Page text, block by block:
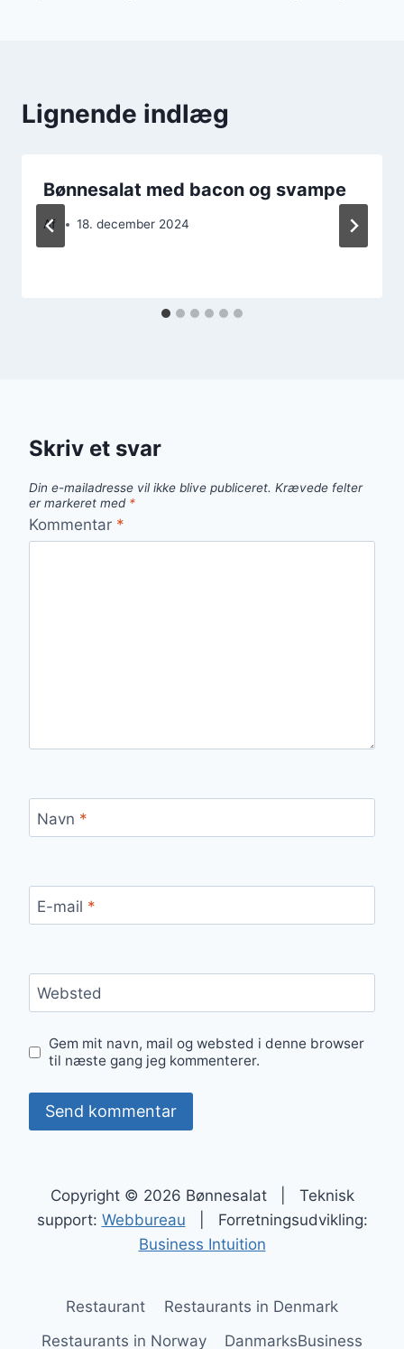
Lignende indlæg
Bønnesalat med bacon og svampe
Af 18. december 2024
Skriv et svar
Din e-mailadresse vil ikke blive publiceret. Krævede felter
er markeret med *
Kommentar *
Navn *
E-mail *
Websted
Gem mit navn, mail og websted i denne browser
til næste gang jeg kommenterer.
Copyright © 2026 Bønnesalat | Teknisk
support: Webbureau | Forretningsudvikling:
Business Intuition
Restaurant
Restaurants in Denmark
Restaurants in Norway
DanmarksBusiness